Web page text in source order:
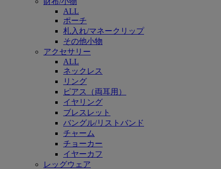
ALL
ポーチ
札入れ/マネークリップ
その他小物
アクセサリー
ALL
ネックレス
リング
ピアス（両耳用）
イヤリング
ブレスレット
バングル/リストバンド
チャーム
チョーカー
イヤーカフ
レッグウェア